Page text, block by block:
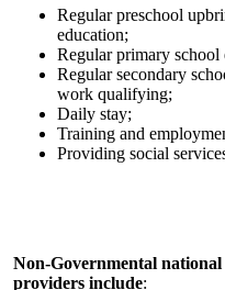
Regular preschool
education;
Regular primary school
Regular secondary
work qualifying;
Daily stay;
Training and
Providing social
Non-Governmental national
providers include: